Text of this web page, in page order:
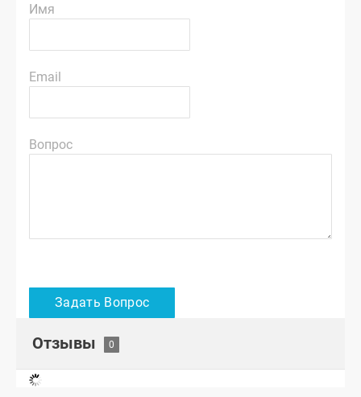
Имя
Email
Вопрос
Отзывы